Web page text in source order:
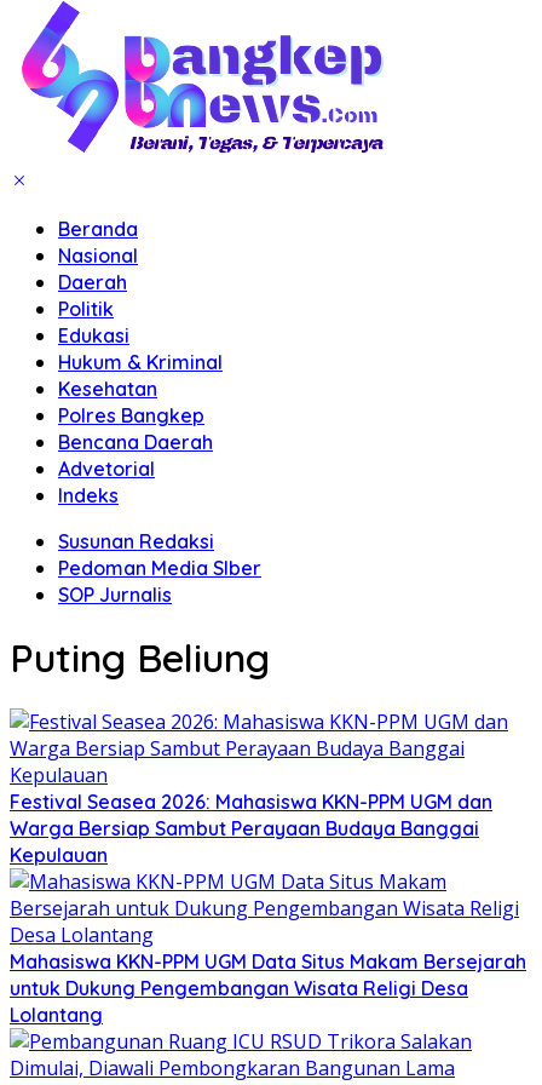
Beranda
Nasional
Daerah
Politik
Edukasi
Hukum & Kriminal
Kesehatan
Polres Bangkep
Bencana Daerah
Advetorial
Indeks
Susunan Redaksi
Pedoman Media SIber
SOP Jurnalis
Puting Beliung
Festival Seasea 2026: Mahasiswa KKN-PPM UGM dan
Warga Bersiap Sambut Perayaan Budaya Banggai
Kepulauan
Mahasiswa KKN-PPM UGM Data Situs Makam Bersejarah
untuk Dukung Pengembangan Wisata Religi Desa
Lolantang